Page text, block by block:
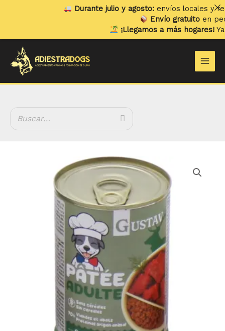
Rango
de
precios:
desde
2.99 €
hasta
4.99 €
Durante julio y agosto:envíos locales y
Envío gratuitoen
¡Llegamos a más hogares!Ya